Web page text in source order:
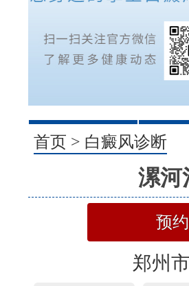
1
首页 > 白癜风诊断
漯河
预
郑州